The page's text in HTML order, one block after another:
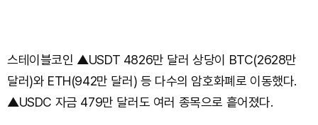
스테이블코인 ▲USDT 4826만 달러 상당이 BTC(2628만
달러)와 ETH(942만 달러) 등 다수의 암호화폐로 이동했다.
▲USDC 자금 479만 달러도 여러 종목으로 흩어졌다.